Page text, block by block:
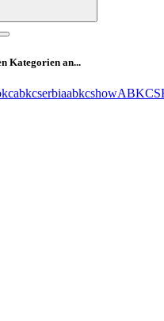
Kategorien an...
abkcserbiaabkcshow